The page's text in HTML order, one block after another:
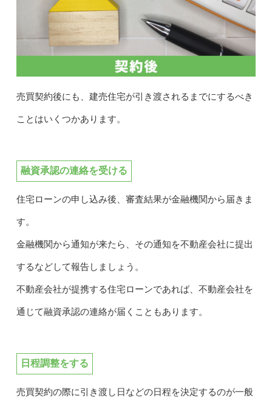
売買契約後にも、建売住宅が引き渡されるまでにするべき
ことはいくつかあります。
融資承認の連絡を受ける
住宅ローンの申し込み後、審査結果が金融機関から届きま
す。
金融機関から通知が来たら、その通知を不動産会社に提出
するなどして報告しましょう。
不動産会社が提携する住宅ローンであれば、不動産会社を
通じて融資承認の連絡が届くこともあります。
日程調整をする
売買契約の際に引き渡し日などの日程を決定するのが一般